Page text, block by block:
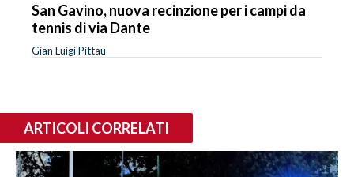
San Gavino, nuova recinzione per i campi da
tennis di via Dante
Gian Luigi Pittau
ARTICOLI CORRELATI